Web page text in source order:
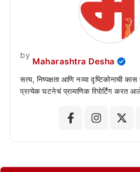
by
Maharashtra Desha
सत्य, निष्पक्षता आणि नव्या दृष्टिकोनाची
प्रत्येक घटनेचं प्रामाणिक रिपोर्टिंग करत